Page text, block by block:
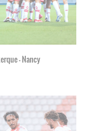
- Nancy